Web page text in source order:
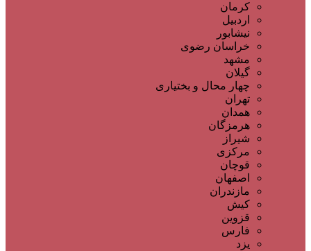
کرمان
اردبیل
نیشابور
خراسان رضوی
مشهد
گیلان
چهار محال و بختیاری
تهران
همدان
هرمزگان
شیراز
مرکزی
قوچان
اصفهان
مازندران
کیش
قزوین
فارس
یزد